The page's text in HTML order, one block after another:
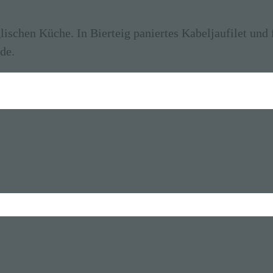
Küche. In Bierteig paniertes Kabeljaufilet und